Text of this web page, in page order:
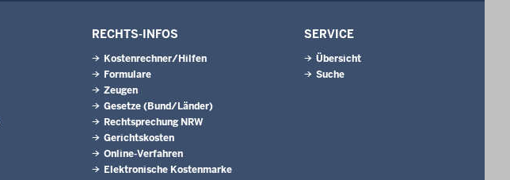
RECHTS-INFOS
Kostenrechner/Hilfen
Formulare
Zeugen
Gesetze (Bund/Länder)
Rechtsprechung NRW
Gerichtskosten
Online-Verfahren
Elektronische Kostenmarke
SERVICE
Übersicht
Suche